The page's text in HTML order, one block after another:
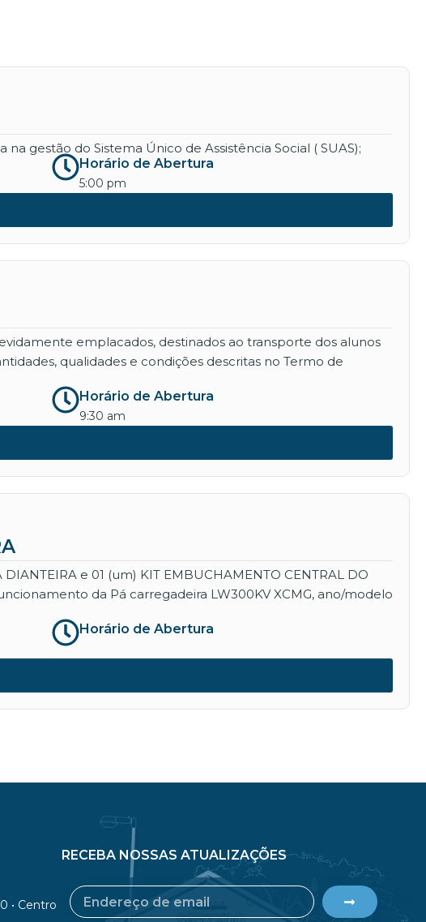
gestão do Sistema Único de Assistência Social ( SUAS);
Horário de Abertura
5:00 pm
emplacados, destinados ao transporte dos alunos
qualidades e condições descritas no Termo de
Horário de Abertura
9:30 am
e 01 (um) KIT EMBUCHAMENTO CENTRAL DO
da Pá carregadeira LW300KV XCMG, ano/modelo
Horário de Abertura
• Centro
RECEBA NOSSAS ATUALIZAÇÕES
Email Submit